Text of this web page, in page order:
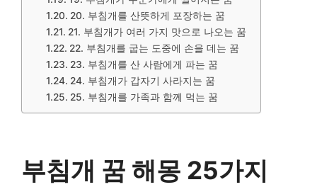
20. 부침개를 산뜻하게 포장하는 꿈
21. 부침개가 여러 가지 맛으로 나오는 꿈
22. 부침개를 굽는 도중에 손을 데는 꿈
23. 부침개를 산 사람에게 파는 꿈
24. 부침개가 갑자기 사라지는 꿈
25. 부침개를 가족과 함께 먹는 꿈
부침개 꿈 해몽 25가지